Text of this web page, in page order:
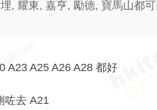
, 耀東, 嘉亨, 勵德, 寶馬山都
A23 A25 A26 A28 都好
咗去 A21